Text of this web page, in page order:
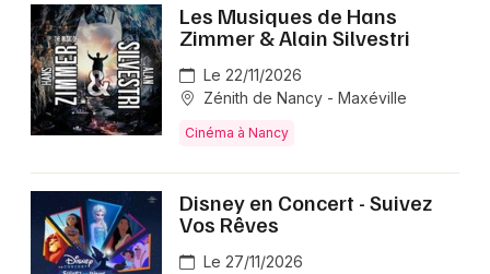
Les Musiques de Hans
Zimmer & Alain Silvestri
Le 22/11/2026
Zénith de Nancy - Maxéville
Cinéma à Nancy
Disney en Concert - Suivez
Vos Rêves
Le 27/11/2026